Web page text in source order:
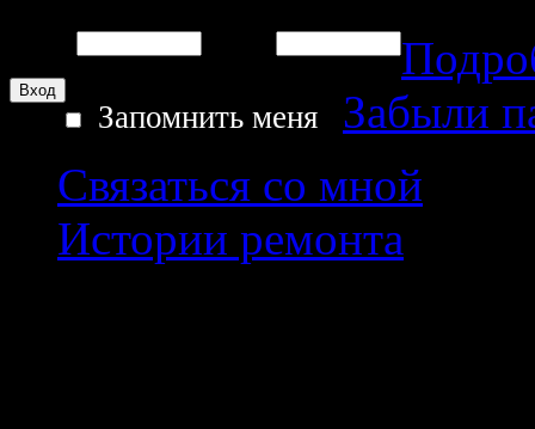
Запомнить меня
Забыли
Связаться со мной
Истории ремонта